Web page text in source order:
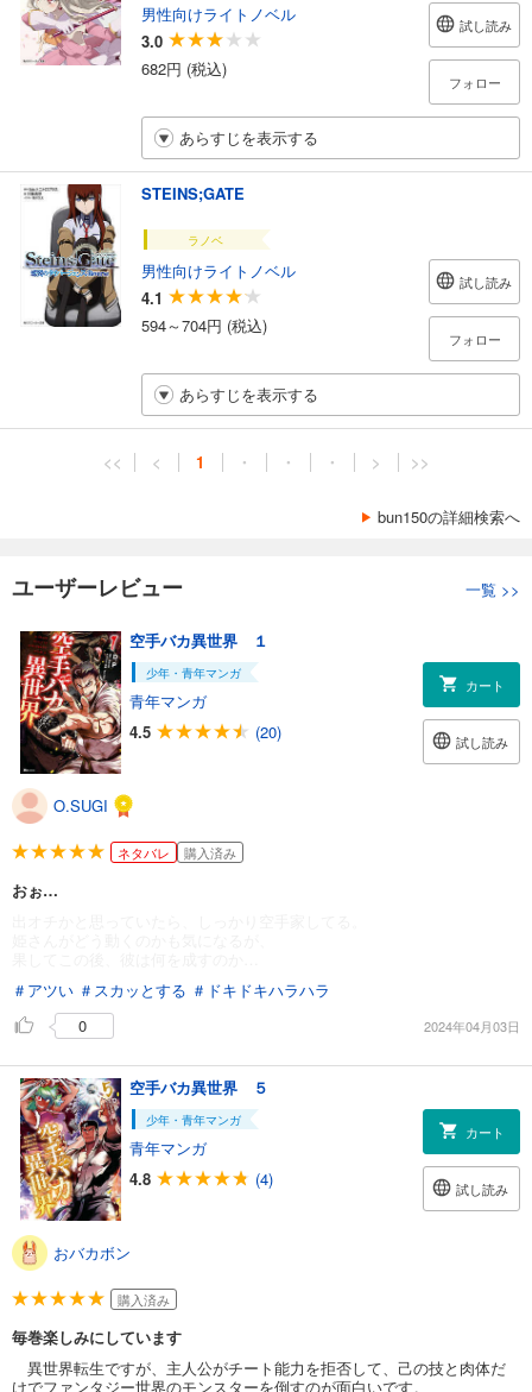
男性向けライトノベル
3.0
682円 (税込)
試し読み
フォロー
あらすじを表示する
STEINS;GATE
ラノベ
男性向けライトノベル
4.1
594～704円 (税込)
試し読み
フォロー
あらすじを表示する
<< < 1 ・ ・ ・ > >>
bun150の詳細検索へ
ユーザーレビュー 一覧 >>
空手バカ異世界 １
少年・青年マンガ
青年マンガ
4.5
(20)
カート
試し読み
O.SUGI
ネタバレ 購入済み
おぉ…
＃アツい ＃スカッとする ＃ドキドキハラハラ
0
2024年04月03日
空手バカ異世界 ５
少年・青年マンガ
青年マンガ
4.8
(4)
カート
試し読み
おバカボン
購入済み
毎巻楽しみにしています
異世界転生ですが、主人公がチート能力を拒否して、己の技と肉体だ
けでファンタジー世界のモンスターを倒すのが面白いです。